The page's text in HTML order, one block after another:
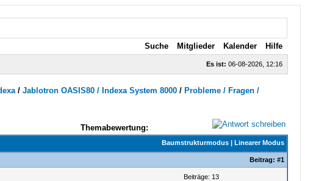
Suche Mitglieder Kalender Hilfe
Es ist: 06-08-2026, 12:16
/Jablotron OASIS80 / Indexa System 8000 / Probleme / Fragen /
Themabewertung:
Baumstrukturmodus| Linearer Modus
Beitrag: #1
Beiträge: 13